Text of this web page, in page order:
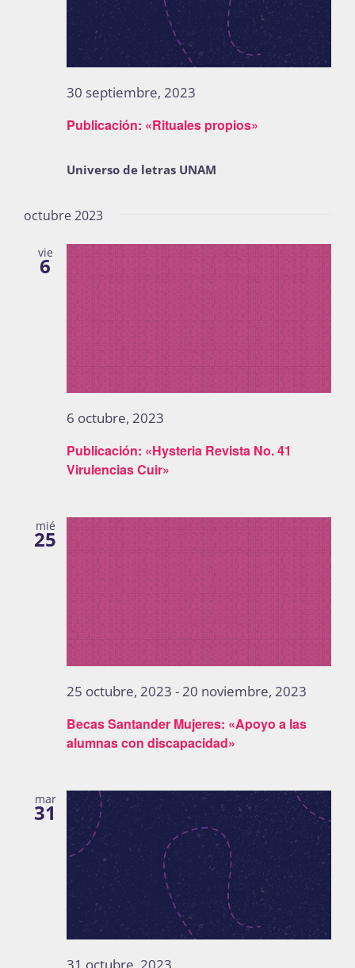
Publicación: «Rituales propios»
30 septiembre, 2023
Universo de letras UNAM
octubre 2023
vie
6
Publicación: «Hysteria Revista No. 41
Virulencias Cuir»
6 octubre, 2023
mié
25
Becas Santander Mujeres: «Apoyo a las
alumnas con discapacidad»
25 octubre, 2023 -20 noviembre, 2023
mar
31
31 octubre, 2023